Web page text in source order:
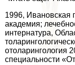
1996, Ивановская
академия;
интернатура,
отоларингология
специальности